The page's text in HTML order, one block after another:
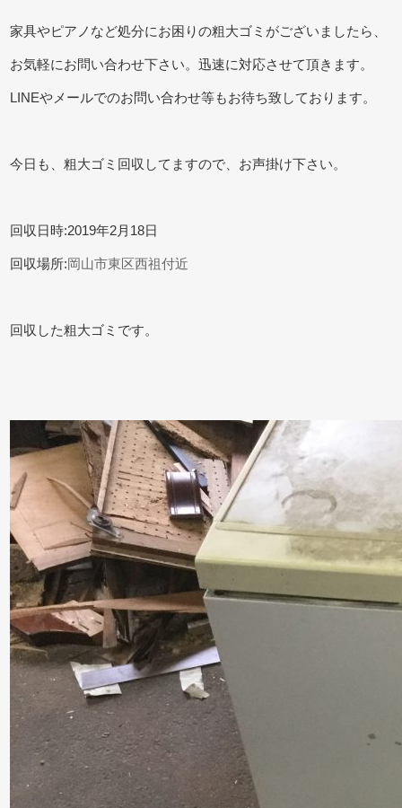
家具やピアノなど処分にお困りの粗大ゴミがございましたら、
お気軽にお問い合わせ下さい。迅速に対応させて頂きます。
LINEやメールでのお問い合わせ等もお待ち致しております。
今日も、粗大ゴミ回収してますので、お声掛け下さい。
回収日時:2019年2月18日
回収場所: 岡山市東区西祖付近
回収した粗大ゴミです。